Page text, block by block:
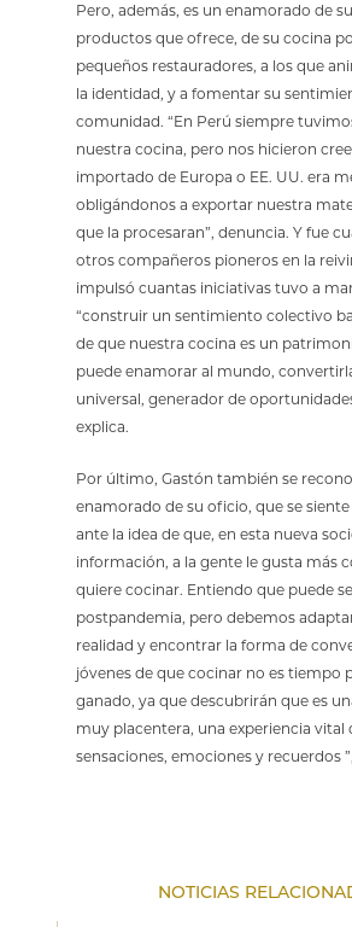
Pero, además, es un enamorado de
productos que ofrece, de su cocina
pequeños restauradores, a los que
la identidad, y a fomentar su
comunidad. “En Perú siempre
nuestra cocina, pero nos hicieron
importado de Europa o EE. UU. era
obligándonos a exportar nuestra
que la procesaran”, denuncia. Y fue
otros compañeros pioneros en la
impulsó cuantas iniciativas tuvo a
“construir un sentimiento colectivo
de que nuestra cocina es un
puede enamorar al mundo,
universal, generador de
explica.
Por último, Gastón también se
enamorado de su oficio, que se
ante la idea de que, en esta nueva
información, a la gente le gusta más
quiere cocinar. Entiendo que puede
postpandemia, pero debemos
realidad y encontrar la forma de
jóvenes de que cocinar no es tiempo
ganado, ya que descubrirán que es
muy placentera, una experiencia vital
sensaciones, emociones y recuerdos
NOTICIAS